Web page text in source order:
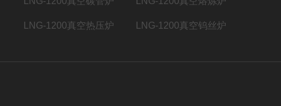
LNG-1200真空热压炉 LNG-1200真空钨丝炉